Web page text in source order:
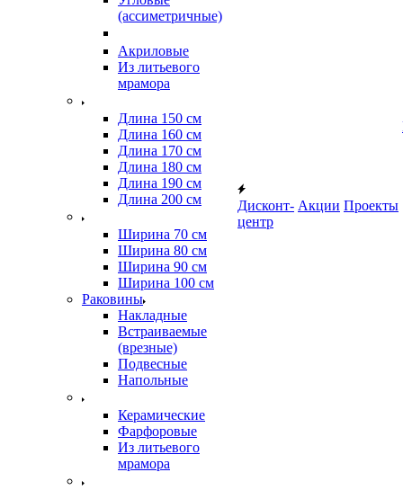
(ассиметричные)
Акриловые
Из литьевого
мрамора
Длина 150 см
Длина 160 см
Длина 170 см
Длина 180 см
Длина 190 см
Длина 200 см
Ширина 70 см
Ширина 80 см
Ширина 90 см
Ширина 100 см
Раковины
Накладные
Встраиваемые
(врезные)
Подвесные
Напольные
Керамические
Фарфоровые
Из литьевого
мрамора
Дисконт-
центр
Акции Проекты